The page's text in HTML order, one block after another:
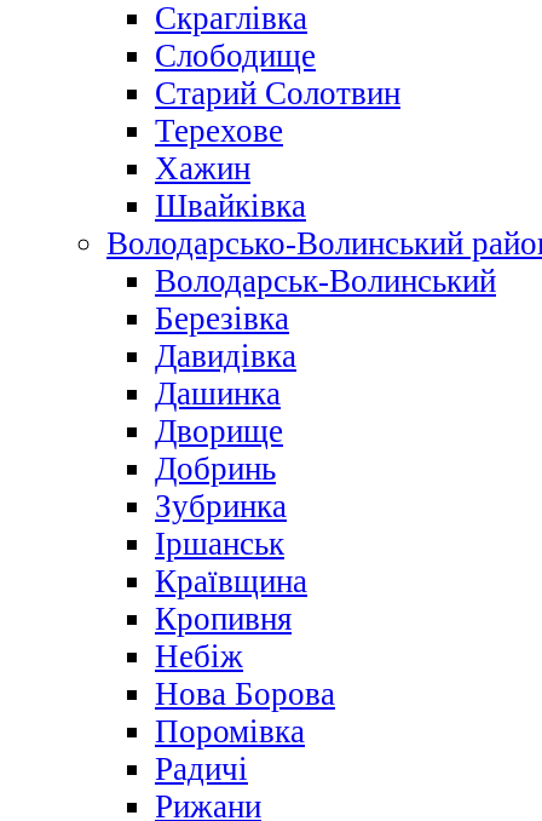
Скраглівка
Слободище
Старий Солотвин
Терехове
Хажин
Швайківка
Володарсько-Волинський
Володарськ-Волинський
Березівка
Давидівка
Дашинка
Дворище
Добринь
Зубринка
Іршанськ
Краївщина
Кропивня
Небіж
Нова Борова
Поромівка
Радичі
Рижани